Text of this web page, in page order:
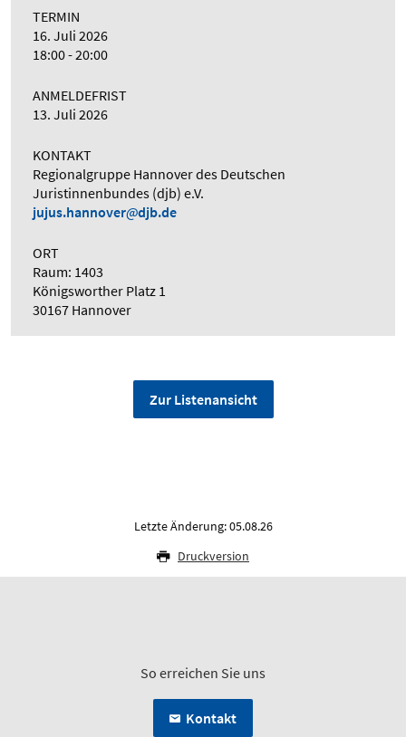
TERMIN
16. Juli 2026
18:00 - 20:00
ANMELDEFRIST
13. Juli 2026
KONTAKT
Regionalgruppe Hannover des Deutschen
Juristinnenbundes (djb) e.V.
jujus.hannover
djb.de
ORT
Raum: 1403
Königsworther Platz 1
30167 Hannover
Zur Listenansicht
Letzte Änderung: 05.08.26
Druckversion
So erreichen Sie uns
Kontakt